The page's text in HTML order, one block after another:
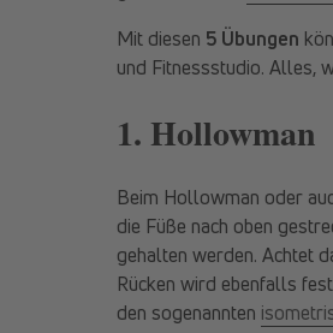
Mit diesen 5 Übungen
und Fitnessstudio. Alles,
1. Hollowman
Beim Hollowman oder
die Füße nach oben
gehalten werden. Achtet
Rücken wird ebenfalls
den sogenannten